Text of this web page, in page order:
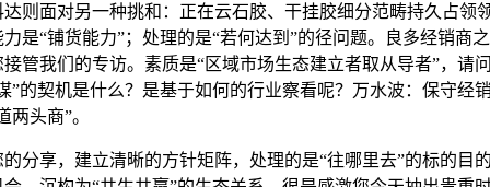
面对另一种挑和：正在云石胶、干挂胶细分范畴持久占领
是“铺货能力”；处理的是“若何达到”的径问题。良多经销商
管我们的专访。素质是“区域市场生态建立者取从导者”，请
”的契机是什么？是基于如何的行业察看呢？万水波：保守经
两头商”。
享，建立清晰的方针矩阵，处理的是“往哪里去”的标的目